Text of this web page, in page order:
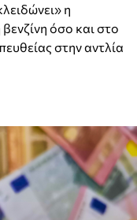
η
όσο και στο
στην αντλία